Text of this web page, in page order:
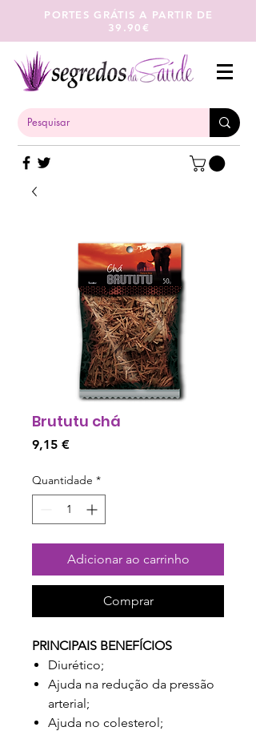
PORTES GRÁTIS A PARTIR DE
39.90€
Brututu chá
9,15 €Preço
Quantidade *
Adicionar ao carrinho
Comprar
PRINCIPAIS BENEFÍCIOS
Diurético;
Ajuda na redução da pressão
arterial;
Ajuda no colesterol;